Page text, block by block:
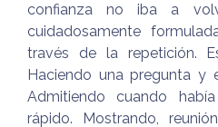
confianza no iba a
cuidadosamente
través de la repetición.
Haciendo una pregunta y
Admitiendo cuando
rápido. Mostrando,